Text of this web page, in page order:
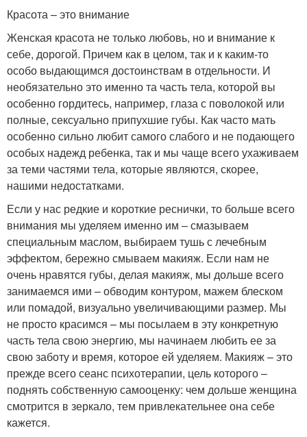
Красота – это внимание
Женская красота не только любовь, но и внимание к
себе, дорогой. Причем как в целом, так и к каким-то
особо выдающимся достоинствам в отдельности. И
необязательно это именно та часть тела, которой вы
особенно гордитесь, например, глаза с поволокой или
полные, сексуально припухшие губы. Как часто мать
особенно сильно любит самого слабого и не подающего
особых надежд ребенка, так и мы чаще всего ухаживаем
за теми частями тела, которые являются, скорее,
нашими недостатками.
Если у нас редкие и короткие реснички, то больше всего
внимания мы уделяем именно им – смазываем
специальным маслом, выбираем тушь с лечебным
эффектом, бережно смываем макияж. Если нам не
очень нравятся губы, делая макияж, мы дольше всего
занимаемся ими – обводим контуром, мажем блеском
или помадой, визуально увеличивающими размер. Мы
не просто красимся – мы посылаем в эту конкретную
часть тела свою энергию, мы начинаем любить ее за
свою заботу и время, которое ей уделяем. Макияж – это
прежде всего сеанс психотерапии, цель которого –
поднять собственную самооценку: чем дольше женщина
смотрится в зеркало, тем привлекательнее она себе
кажется.